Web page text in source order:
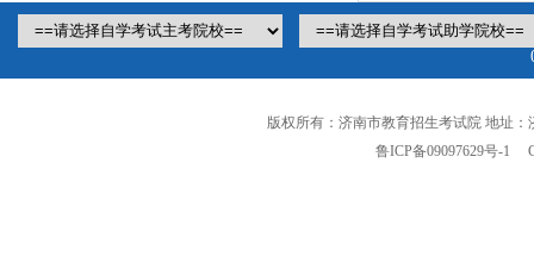
版权所有：济南市教育招生考试院 地址
鲁ICP备09097629号-1